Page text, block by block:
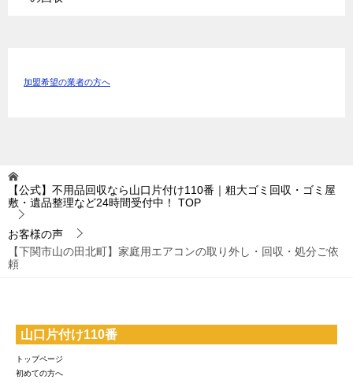
加盟希望の業者の方へ
【公式】不用品回収なら山口片付け110番｜粗大ゴミ回収・ゴミ屋
敷・遺品整理など24時間受付中！
TOP
お客様の声
【下関市山の田北町】家庭用エアコンの取り外し・回収・処分ご依
頼
山口片付け110番
トップページ
初めての方へ